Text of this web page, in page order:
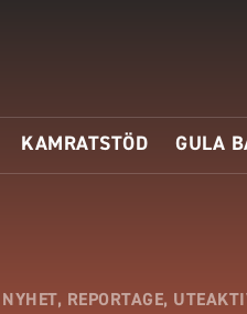
KAMRATSTÖD GULA
NYHET, REPORTAGE,